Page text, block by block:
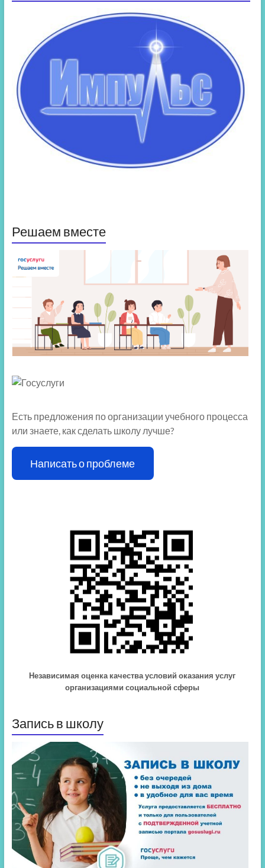
Решаем вместе
Есть предложения по организации учебного процесса
или знаете, как сделать школу лучше?
Написать о проблеме
Независимая оценка качества условий оказания услуг
организациями социальной сферы
Запись в школу